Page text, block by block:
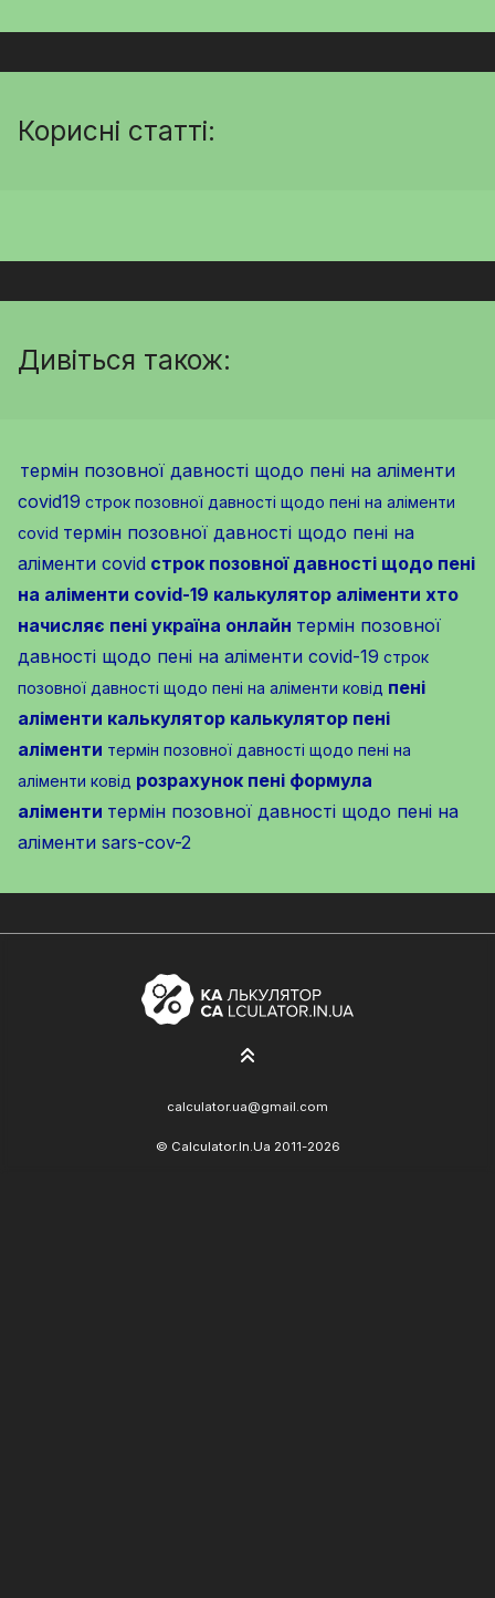
Корисні статті:
Дивіться також:
термін позовної давності щодо пені на аліменти
covid19 строк позовної давності щодо пені на аліменти
covid термін позовної давності щодо пені на
аліменти covid строк позовної давності щодо пені
на аліменти covid-19 калькулятор аліменти хто
начисляє пені україна онлайн термін позовної
давності щодо пені на аліменти covid-19 строк
позовної давності щодо пені на аліменти ковід пені
аліменти калькулятор калькулятор пені
аліменти термін позовної давності щодо пені на
аліменти ковід розрахунок пені формула
аліменти термін позовної давності щодо пені на
аліменти sars-cov-2
calculator.ua@gmail.com
© Calculator.In.Ua 2011-2026